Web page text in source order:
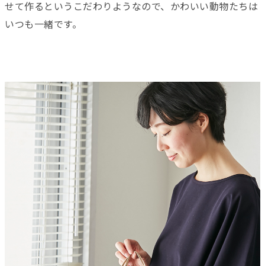
せて作るというこだわりようなので、かわいい動物たちは
いつも一緒です。